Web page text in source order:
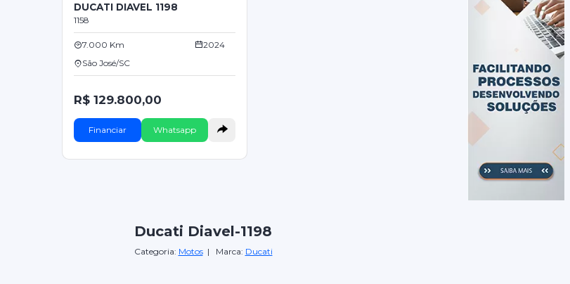
DUCATI DIAVEL 1198
1158
7.000 Km
2024
São José/SC
R$ 129.800,00
Financiar Whatsapp
Ducati Diavel-1198
Categoria: Motos| Marca: Ducati